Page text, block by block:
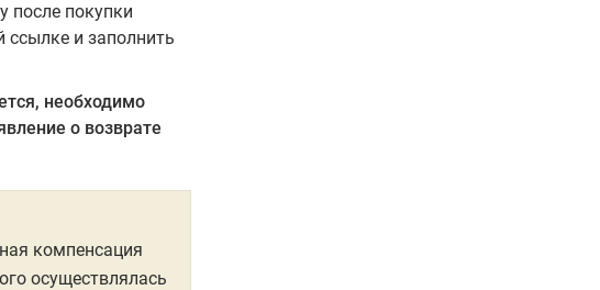
после покупки
ссылке и заполнить
необходимо
о возврате
компенсация
осуществлялась